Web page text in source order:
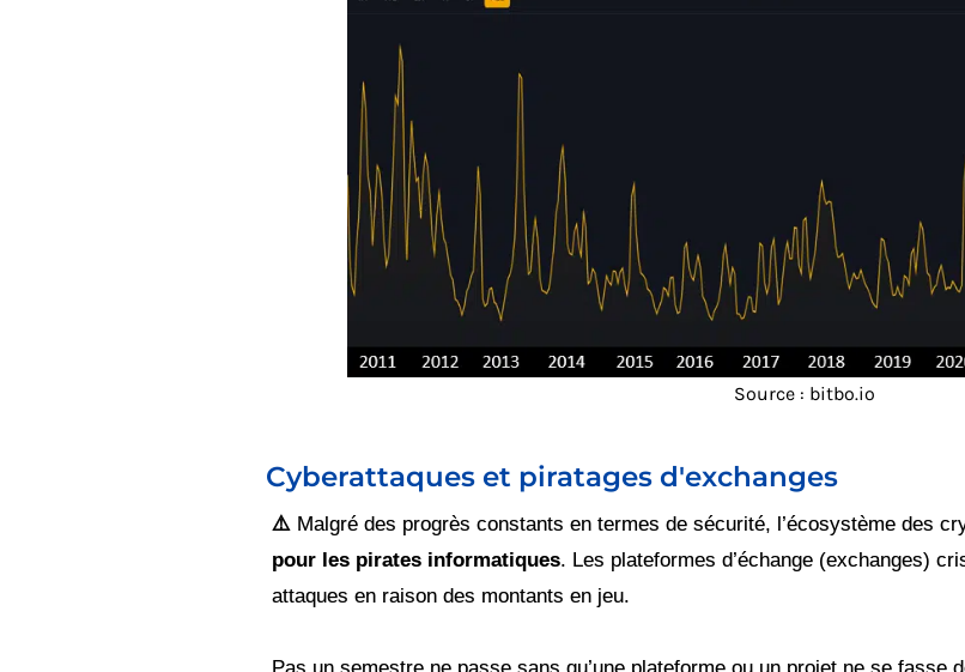
Source : bitbo.io
Cyberattaques et piratages d'exchanges
⚠️ Malgré des progrès constants en termes de sécurité, l’écosystème des
pour les pirates informatiques. Les plateformes d’échange (exchanges)
attaques en raison des montants en jeu.